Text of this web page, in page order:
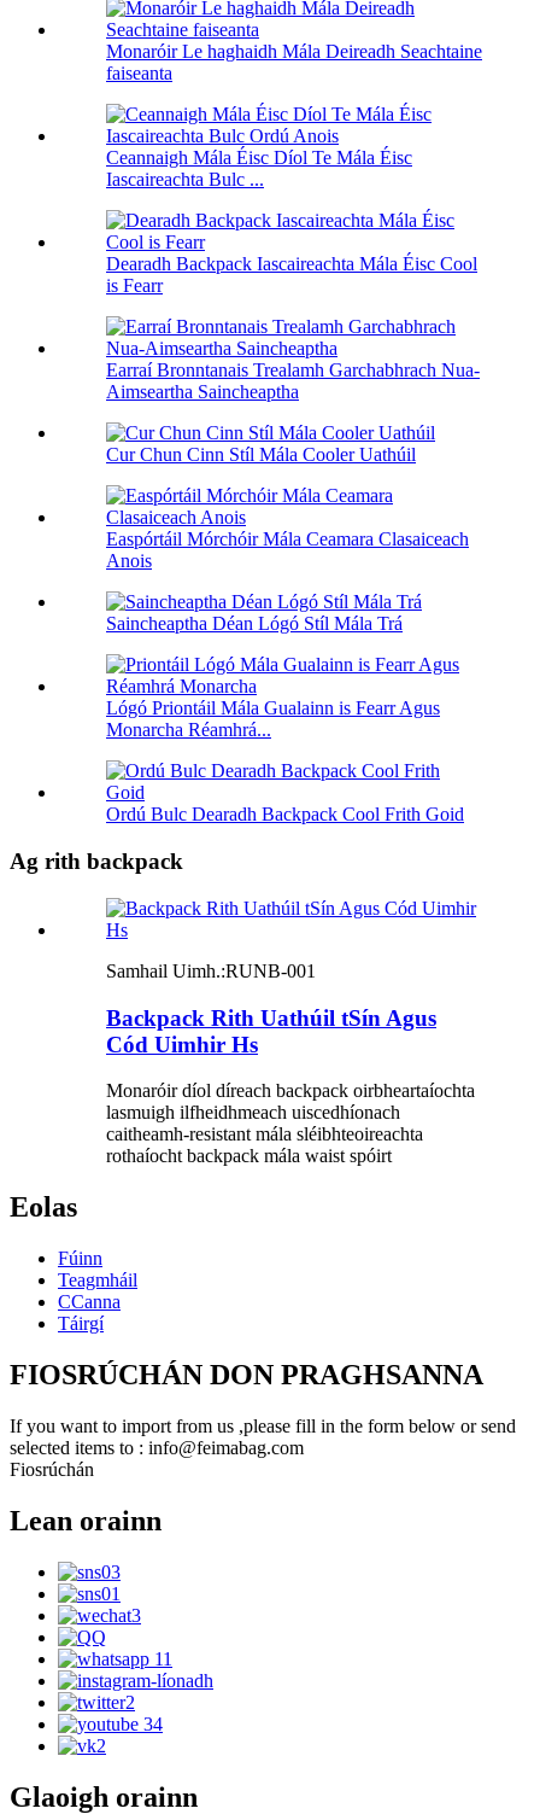
Monaróir Le haghaidh Mála Deireadh Seachtaine
faiseanta
Ceannaigh Mála Éisc Díol Te Mála Éisc
Iascaireachta Bulc ...
Dearadh Backpack Iascaireachta Mála Éisc Cool
is Fearr
Earraí Bronntanais Trealamh Garchabhrach Nua-
Aimseartha Saincheaptha
Cur Chun Cinn Stíl Mála Cooler Uathúil
Easpórtáil Mórchóir Mála Ceamara Clasaiceach
Anois
Saincheaptha Déan Lógó Stíl Mála Trá
Lógó Priontáil Mála Gualainn is Fearr Agus
Monarcha Réamhrá...
Ordú Bulc Dearadh Backpack Cool Frith Goid
Ag rith backpack
Samhail Uimh.:RUNB-001
Backpack Rith Uathúil tSín Agus
Cód Uimhir Hs
Monaróir díol díreach backpack oirbheartaíochta
lasmuigh ilfheidhmeach uiscedhíonach
caitheamh-resistant mála sléibhteoireachta
rothaíocht backpack mála waist spóirt
Eolas
Fúinn
Teagmháil
CCanna
Táirgí
FIOSRÚCHÁN DON PRAGHSANNA
If you want to import from us ,please fill in the form below or send
selected items to : info@feimabag.com
Fiosrúchán
Lean orainn
Glaoigh orainn